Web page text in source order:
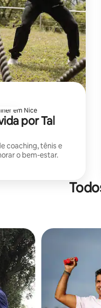
em Nice
por Tal
coaching, tênis e
o bem-estar.